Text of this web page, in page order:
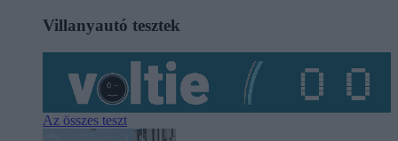
Villanyautó tesztek
Az összes teszt